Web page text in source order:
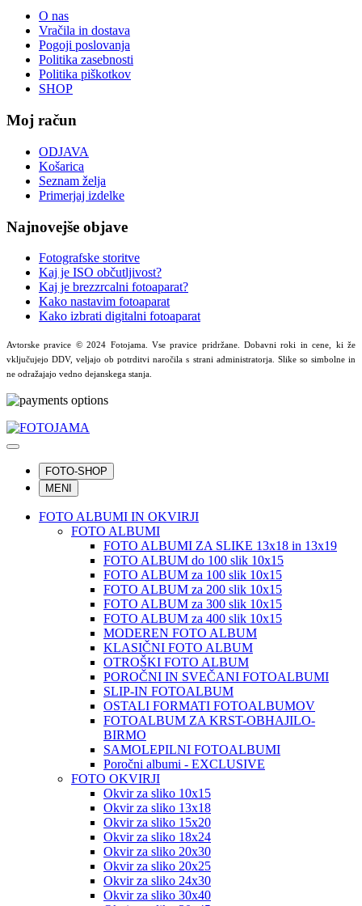
O nas
Vračila in dostava
Pogoji poslovanja
Politika zasebnosti
Politika piškotkov
SHOP
Moj račun
ODJAVA
Košarica
Seznam želja
Primerjaj izdelke
Najnovejše objave
Fotografske storitve
Kaj je ISO občutljivost?
Kaj je brezzrcalni fotoaparat?
Kako nastavim fotoaparat
Kako izbrati digitalni fotoaparat
Avtorske pravice © 2024 Fotojama. Vse pravice pridržane. Dobavni roki in cene, ki že
vključujejo DDV, veljajo ob potrditvi naročila s strani administratorja. Slike so simbolne in
ne odražajajo vedno dejanskega stanja.
FOTO-SHOP
MENI
FOTO ALBUMI IN OKVIRJI
FOTO ALBUMI
FOTO ALBUMI ZA SLIKE 13x18 in 13x19
FOTO ALBUM do 100 slik 10x15
FOTO ALBUM za 100 slik 10x15
FOTO ALBUM za 200 slik 10x15
FOTO ALBUM za 300 slik 10x15
FOTO ALBUM za 400 slik 10x15
MODEREN FOTO ALBUM
KLASIČNI FOTO ALBUM
OTROŠKI FOTO ALBUM
POROČNI IN SVEČANI FOTOALBUMI
SLIP-IN FOTOALBUM
OSTALI FORMATI FOTOALBUMOV
FOTOALBUM ZA KRST-OBHAJILO-
BIRMO
SAMOLEPILNI FOTOALBUMI
Poročni albumi - EXCLUSIVE
FOTO OKVIRJI
Okvir za sliko 10x15
Okvir za sliko 13x18
Okvir za sliko 15x20
Okvir za sliko 18x24
Okvir za sliko 20x30
Okvir za sliko 20x25
Okvir za sliko 24x30
Okvir za sliko 30x40